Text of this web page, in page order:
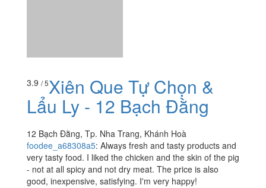
3.9 / 5Xiên Que Tự Chọn &
Lẩu Ly - 12 Bạch Đằng
12 Bạch Đằng, Tp. Nha Trang, Khánh Hoà
foodee_a68308a5: Always fresh and tasty products and
very tasty food. I liked the chicken and the skin of the pig
- not at all spicy and not dry meat. The price is also
good, inexpensive, satisfying. I'm very happy!